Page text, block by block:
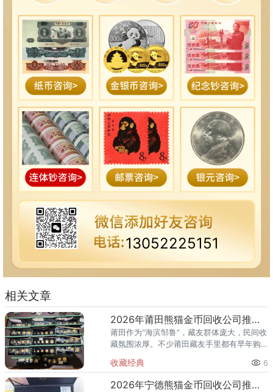
13052225151
相关文章
2026年莆田熊猫金币回收公司推荐 你的金币适合哪种回收方式？
莆田作为“海滨邹鲁”，藏友群体庞大，民间收
藏氛围浓厚。不少莆田藏友手里都有早年购
自收藏市场，还有的是海外带回。到了2026
年想变现时，却发现：
收藏经典 6
2026年宁德熊猫金币回收公司推荐 宁德藏友上门回收全攻略